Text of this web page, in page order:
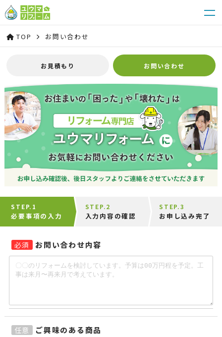
TOP お問い合わせ
お見積もり お問い合わせ
STEP.1
必要事項の入力
STEP.2
入力内容の確認
STEP.3
お申し込み完了
必須 お問い合わせ内容
任意 ご興味のある商品